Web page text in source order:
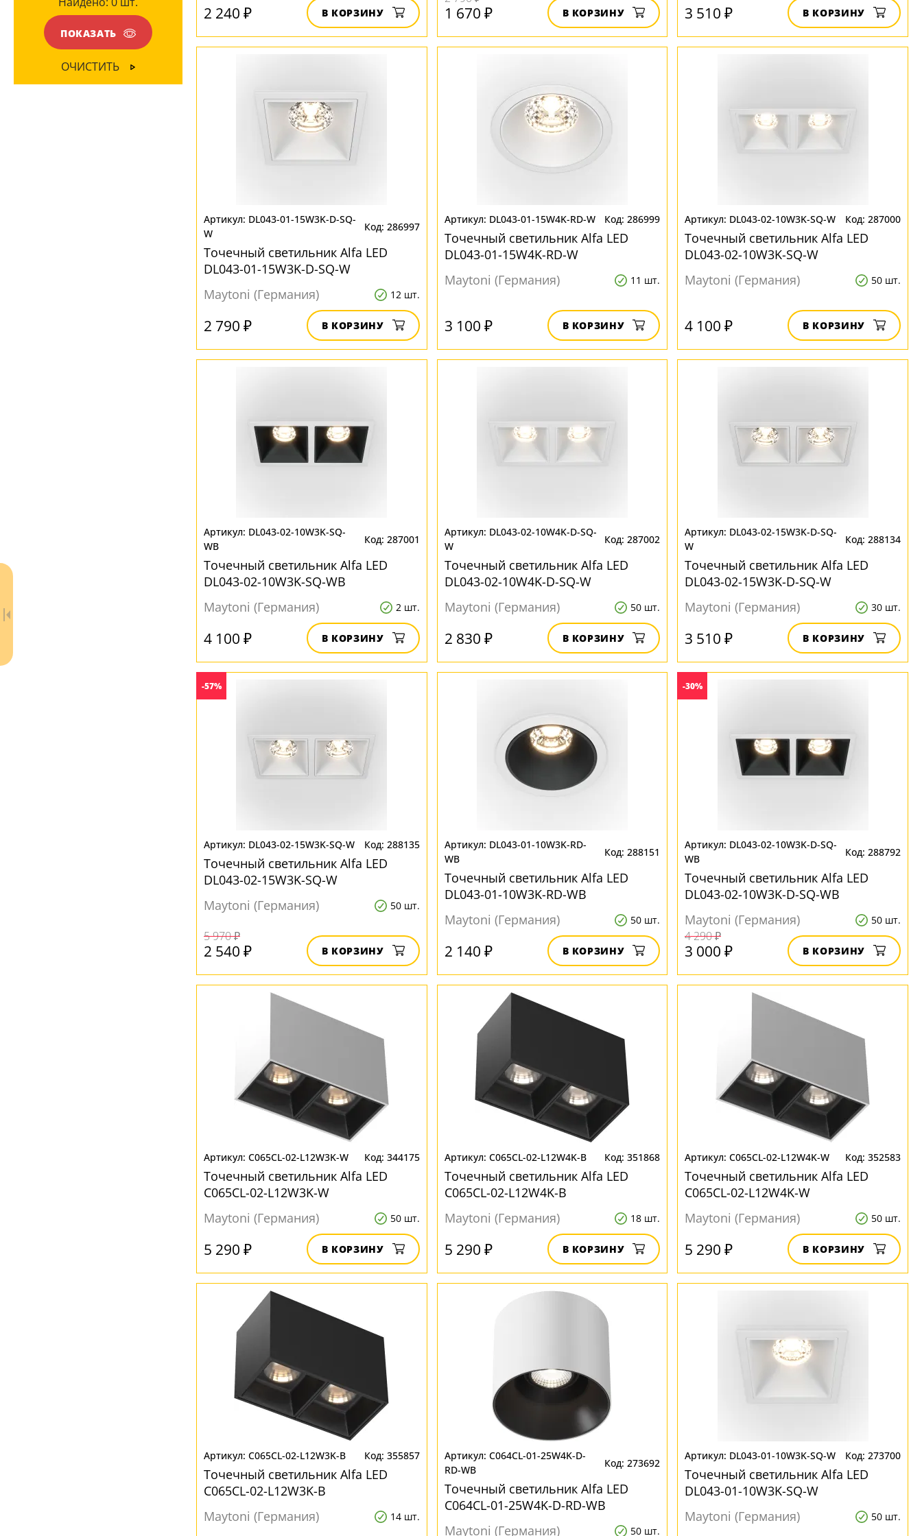
2 240 ₽ В КОРЗИНУ 1 670 ₽ В КОРЗИНУ 3 510 ₽ В КОРЗИНУ
DL043-01-15W3K-D-SQ-
W
286997
Точечный светильник Alfa LED
DL043-01-15W3K-D-SQ-W
Maytoni (Германия)
12 шт.
2 790 ₽ В КОРЗИНУ
DL043-01-15W4K-RD-W 286999
Точечный светильник Alfa LED
DL043-01-15W4K-RD-W
Maytoni (Германия)
11 шт.
3 100 ₽ В КОРЗИНУ
DL043-02-10W3K-SQ-W 287000
Точечный светильник Alfa LED
DL043-02-10W3K-SQ-W
Maytoni (Германия)
50 шт.
4 100 ₽ В КОРЗИНУ
DL043-02-10W3K-SQ-
WB
287001
Точечный светильник Alfa LED
DL043-02-10W3K-SQ-WB
Maytoni (Германия)
2 шт.
4 100 ₽ В КОРЗИНУ
DL043-02-10W4K-D-SQ-
W
287002
Точечный светильник Alfa LED
DL043-02-10W4K-D-SQ-W
Maytoni (Германия)
50 шт.
2 830 ₽ В КОРЗИНУ
DL043-02-15W3K-D-SQ-
W
288134
Точечный светильник Alfa LED
DL043-02-15W3K-D-SQ-W
Maytoni (Германия)
30 шт.
3 510 ₽ В КОРЗИНУ
-57%
DL043-02-15W3K-SQ-W 288135
Точечный светильник Alfa LED
DL043-02-15W3K-SQ-W
Maytoni (Германия)
50 шт.
5 970 ₽
2 540 ₽ В КОРЗИНУ
DL043-01-10W3K-RD-
WB
288151
Точечный светильник Alfa LED
DL043-01-10W3K-RD-WB
Maytoni (Германия)
50 шт.
2 140 ₽ В КОРЗИНУ
-30%
DL043-02-10W3K-D-SQ-
WB
288792
Точечный светильник Alfa LED
DL043-02-10W3K-D-SQ-WB
Maytoni (Германия)
50 шт.
4 290 ₽
3 000 ₽ В КОРЗИНУ
C065CL-02-L12W3K-W 344175
Точечный светильник Alfa LED
C065CL-02-L12W3K-W
Maytoni (Германия)
50 шт.
5 290 ₽ В КОРЗИНУ
C065CL-02-L12W4K-B 351868
Точечный светильник Alfa LED
C065CL-02-L12W4K-B
Maytoni (Германия)
18 шт.
5 290 ₽ В КОРЗИНУ
C065CL-02-L12W4K-W 352583
Точечный светильник Alfa LED
C065CL-02-L12W4K-W
Maytoni (Германия)
50 шт.
5 290 ₽ В КОРЗИНУ
C065CL-02-L12W3K-B 355857
Точечный светильник Alfa LED
C065CL-02-L12W3K-B
Maytoni (Германия)
14 шт.
C064CL-01-25W4K-D-
RD-WB
273692
Точечный светильник Alfa LED
C064CL-01-25W4K-D-RD-WB
Maytoni (Германия)
50 шт.
DL043-01-10W3K-SQ-W 273700
Точечный светильник Alfa LED
DL043-01-10W3K-SQ-W
Maytoni (Германия)
50 шт.
Алюминий
Пластик(72)
ЦВЕТ ПЛАФОНОВ
ПОКАЗАТЬ
ОЧИСТИТЬ